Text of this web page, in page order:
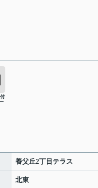
養父丘2丁目テラス
北東